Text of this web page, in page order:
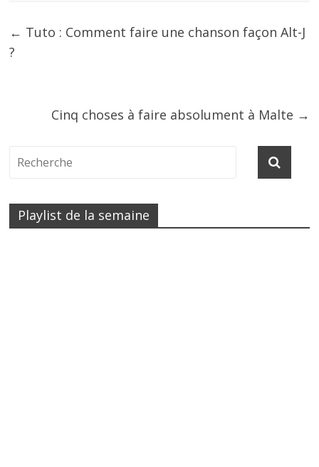
← Tuto : Comment faire une chanson façon Alt-J
?
Cinq choses à faire absolument à Malte →
Playlist de la semaine